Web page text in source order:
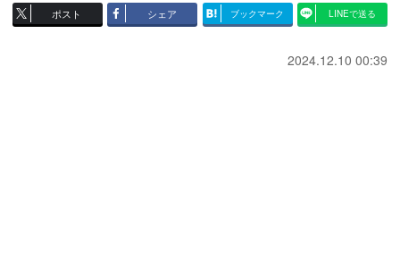
ポスト シェア ブックマーク LINEで送る
2024.12.10 00:39